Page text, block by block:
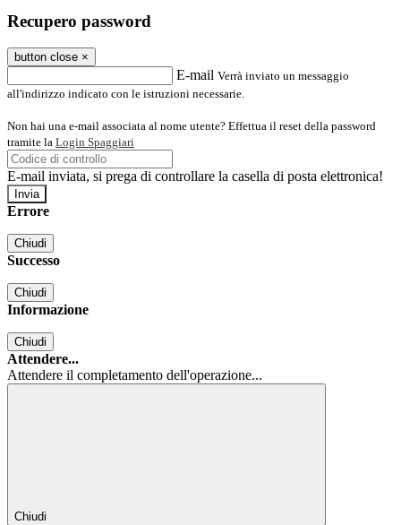
Recupero password
button close ×
E-mail Verrà inviato un messaggio
all'indirizzo indicato con le istruzioni necessarie.
Non hai una e-mail associata al nome utente? Effettua il reset della password
tramite la Login Spaggiari
E-mail inviata, si prega di controllare la casella di posta elettronica!
Errore
Chiudi
Successo
Chiudi
Informazione
Chiudi
Attendere...
Attendere il completamento dell'operazione...
Chiudi